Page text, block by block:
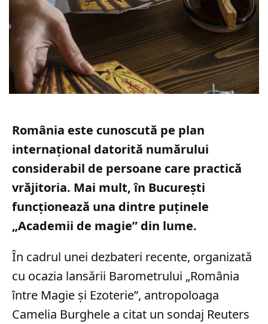
România este cunoscută pe plan
internațional datorită numărului
considerabil de persoane care practică
vrăjitoria. Mai mult, în București
funcționează una dintre puținele
„Academii de magie” din lume.
În cadrul unei dezbateri recente, organizată
cu ocazia lansării Barometrului „România
între Magie şi Ezoterie”, antropoloaga
Camelia Burghele a citat un sondaj Reuters